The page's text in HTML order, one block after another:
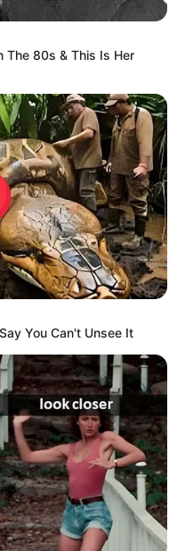
The 80s & This Is Her
You Can't Unsee It